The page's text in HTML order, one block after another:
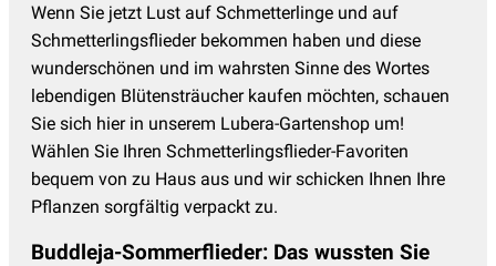
Wenn Sie jetzt Lust auf Schmetterlinge und auf
Schmetterlingsflieder bekommen haben und diese
wunderschönen und im wahrsten Sinne des Wortes
lebendigen Blütensträucher kaufen möchten, schauen
Sie sich hier in unserem Lubera-Gartenshop um!
Wählen Sie Ihren Schmetterlingsflieder-Favoriten
bequem von zu Haus aus und wir schicken Ihnen Ihre
Pflanzen sorgfältig verpackt zu.
Buddleja-Sommerflieder: Das wussten Sie